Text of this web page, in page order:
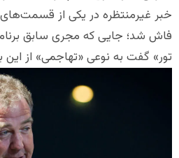
خبر غیرمنتظره در یکی از قسمت‌های
فاش شد؛ جایی که مجری سابق
تور» گفت به نوعی «تهاجمی» از